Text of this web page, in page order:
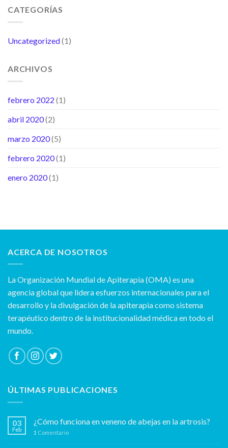
CATEGORÍAS
Uncategorized(1)
ARCHIVOS
febrero 2022 (1)
abril 2020(2)
marzo 2020(5)
febrero 2020(1)
enero 2020(1)
ACERCA DE NOSOTROS
La Organización Mundial de Apiterapia (OMA) es una
agencia global que lidera esfuerzos internacionales para el
desarrollo y la divulgación de la apiterapia como sistema
terapéutico dentro de la institucionalidad médica en todo el
mundo.
ÚLTIMAS PUBLICACIONES
03
Feb
¿Cómo funciona en veneno de abejas en la artrosis?
1 Comentario